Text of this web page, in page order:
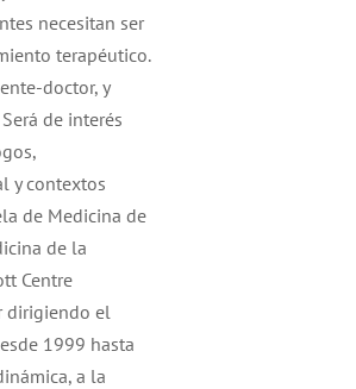
necesitan ser
terapéutico.
doctor, y
de interés
y contextos
de Medicina de
de la
Centre
dirigiendo el
1999 hasta
a la